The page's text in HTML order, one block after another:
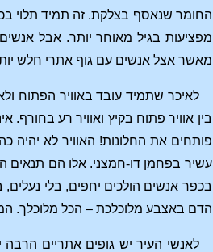
החומר שנאסף בצלקת. זה תמיד תלוי
מפציעות בגיל מאוחר יותר. אבל
מאשר אצל אנשים עם גוף אתרי חלש
לאיכר שתמיד עובד באוויר הפתוח
בין אוויר פתוח בקיץ ואוויר רע
פותחים את החלונות! האוויר לא יהיה
עשיר בפחמן דו-חמצני. אלו הם
בכפר אנשים הולכים יחפים, בלי
הדם באצבע מלוכלכת – הכל מלוכלך.
לאנשי העיר יש גופים אתריים